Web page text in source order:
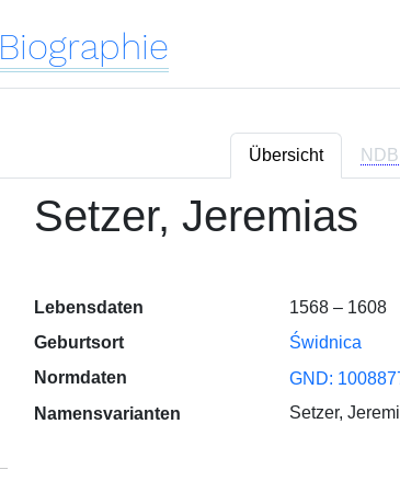
Biographie
Übersicht NDB
Setzer, Jeremias
Lebensdaten
1568 – 1608
Geburtsort
Świdnica
Normdaten
GND:
Namensvarianten
Setzer,